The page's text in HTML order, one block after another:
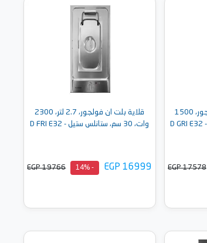
أضف إلى السلة
شواية كهرباء بلت ان فولجور، 1500
EGP 17578
قلاية بلت ان فولجور، 2.7 لتر، 2300
وات، 30 سم، ستانلس ستيل - D FRI E32
EGP 16999
- 14%
EGP 19766